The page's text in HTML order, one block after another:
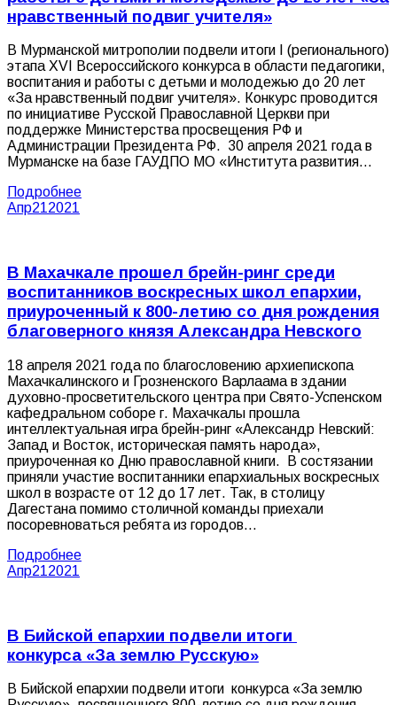
нравственный подвиг учителя»
В Мурманской митрополии подвели итоги I (регионального)
этапа XVI Всероссийского конкурса в области педагогики,
воспитания и работы с детьми и молодежью до 20 лет
«За нравственный подвиг учителя». Конкурс проводится
по инициативе Русской Православной Церкви при
поддержке Министерства просвещения РФ и
Администрации Президента РФ. 30 апреля 2021 года в
Мурманске на базе ГАУДПО МО «Института развития…
Подробнее
Апр212021
В Махачкале прошел брейн-ринг среди
воспитанников воскресных школ епархии,
приуроченный к 800-летию со дня рождения
благоверного князя Александра Невского
18 апреля 2021 года по благословению архиепископа
Махачкалинского и Грозненского Варлаама в здании
духовно-просветительского центра при Свято-Успенском
кафедральном соборе г. Махачкалы прошла
интеллектуальная игра брейн-ринг «Александр Невский:
Запад и Восток, историческая память народа»,
приуроченная ко Дню православной книги. В состязании
приняли участие воспитанники епархиальных воскресных
школ в возрасте от 12 до 17 лет. Так, в столицу
Дагестана помимо столичной команды приехали
посоревноваться ребята из городов…
Подробнее
Апр212021
В Бийской епархии подвели итоги
конкурса «За землю Русскую»
В Бийской епархии подвели итоги конкурса «За землю